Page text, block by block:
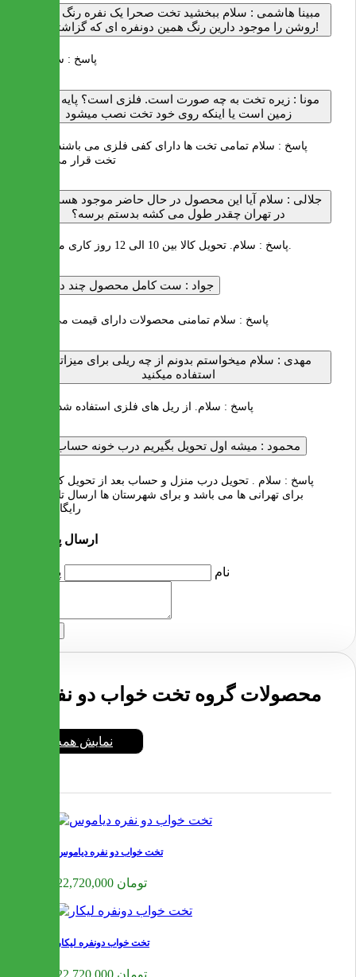
مبینا هاشمی : سلام ببخشید تخت صحرا یک نفره رنگ لایت
روشن را موجود دارین رنگ همین دونفره ای که گزاشتین؟!
پاسخ : سلام بله
مونا :زیره تخت به چه صورت است. فلزی است؟ پایه روی
زمین است یا اینکه روی خود تخت نصب میشود
پاسخ : سلام تمامی تخت ها دارای کفی فلزی می باشند و روی
تخت قرار می گیرند
جلالی : سلام آیا این محصول در حال حاضر موجود هست ؟و
در تهران چقدر طول می کشه بدستم برسه؟
پاسخ :سلام. تحویل کالا بین 10 الی 12 روز کاری می باشد.
جواد : ست کامل محصول چند در میاد
پاسخ : سلام تمامنی محصولات دارای قیمت می باشند
مهدی : سلام میخواستم بدونم از چه ریلی برای میزاتون
استفاده میکنید
پاسخ : سلام. از ریل های فلزی استفاده شده است
محمود : میشه اول تحویل بگیریم درب خونه حساب کنیم
پاسخ : سلام . تحویل درب منزل و حساب بعد از تحویل کالا فقط
برای تهرانی ها می باشد و برای شهرستان ها ارسال تا باربری
رایگان است
ارسال پرسش
نام پرسش
محصولات گروه تخت خواب دو نفره
نمایش همه
تخت خواب دو نفره دیاموس
22,720,000 تومان
تخت خواب دونفره لیکار
22,720,000 تومان